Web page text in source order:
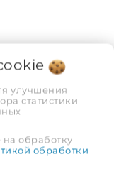
улучшения
статистики
на обработку
обработки